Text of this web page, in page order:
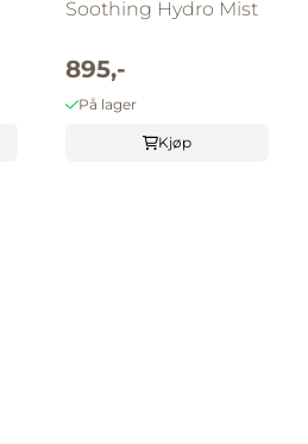
Soothing Hydro Mist
895,-
På lager
Kjøp